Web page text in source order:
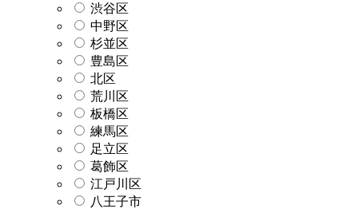
渋谷区
中野区
杉並区
豊島区
北区
荒川区
板橋区
練馬区
足立区
葛飾区
江戸川区
八王子市